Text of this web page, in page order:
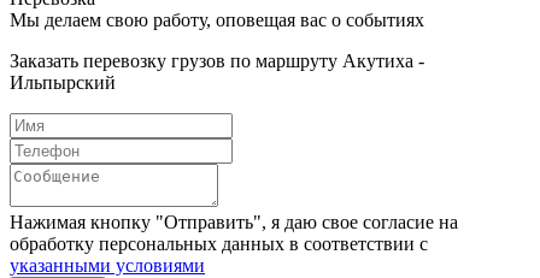
Мы делаем свою работу, оповещая вас о событиях
Заказать перевозку грузов по маршруту Акутиха -
Ильпырский
Нажимая кнопку "Отправить", я даю свое согласие на
обработку персональных данных в соответствии с
указанными условиями